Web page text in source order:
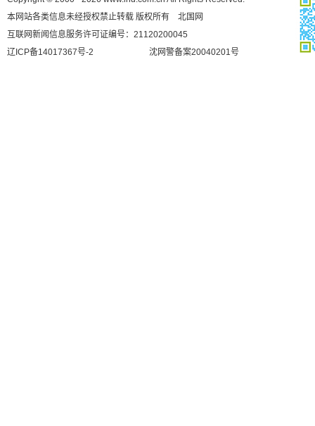
本网站各类信息未经授权禁止转载 版权所有 北国网
互联网新闻信息服务许可证编号：21120200045
辽ICP备14017367号-2
沈网警备案20040201号